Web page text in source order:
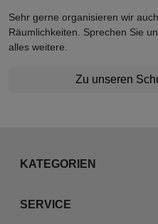
Sehr gerne organisieren wir
Räumlichkeiten. Sprechen Sie
alles weitere.
Zu unseren
KATEGORIEN
SERVICE